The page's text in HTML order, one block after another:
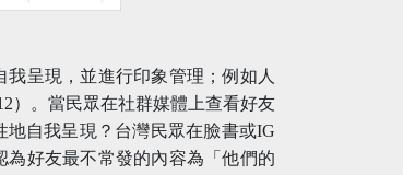
呈現，並進行印象管理；例如人
）。當民眾在社群媒體上查看好友
自我呈現？台灣民眾在臉書或IG
為好友最不常發的內容為「他們的